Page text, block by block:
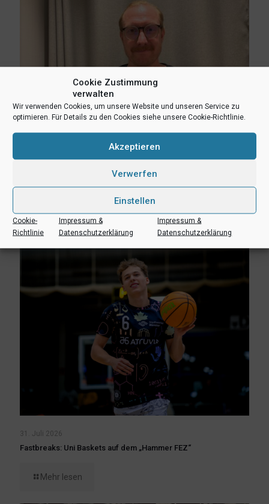
Cookie Zustimmung
verwalten
Wir verwenden Cookies, um unsere Website und unseren Service zu
optimieren. Für Details zu den Cookies siehe unsere Cookie-Richtlinie.
Akzeptieren
Verwerfen
Einstellen
Cookie-
Richtlinie
Impressum &
Datenschutzerklärung
Impressum &
Datenschutzerklärung
Uni Baskets komplettieren Trainerteam mit Lennart Laufmann
Mehr lesen
31. Juli 2026
Fastbreaks: Uni Baskets auf dem „Hammer FEZ“
Mehr lesen